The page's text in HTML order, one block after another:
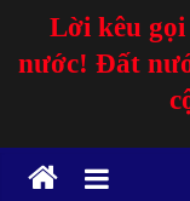
Lời kêu
nước! Đất